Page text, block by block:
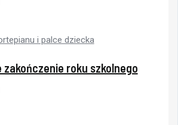
roku szkolnego